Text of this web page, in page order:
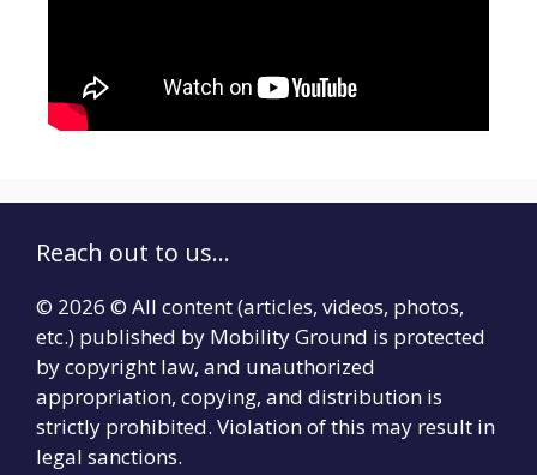
Reach out to us...
© 2026 © All content (articles, videos, photos,
etc.) published by Mobility Ground is protected
by copyright law, and unauthorized
appropriation, copying, and distribution is
strictly prohibited. Violation of this may result in
legal sanctions.